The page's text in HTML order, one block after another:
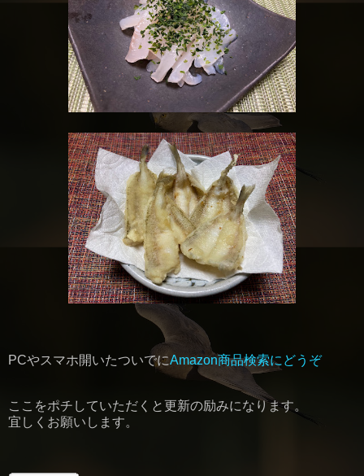
PCやスマホ開いたついでにAmazon商品検索にどうぞ
ここをポチしていただくと更新の励みになります。
宜しくお願いします。